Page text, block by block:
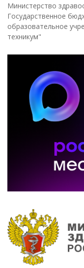
Министерство
Государственное
образовательное
техникум"